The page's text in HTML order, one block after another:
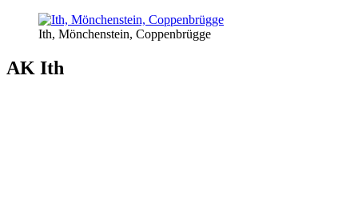
Ith, Mönchenstein, Coppenbrügge
AK Ith